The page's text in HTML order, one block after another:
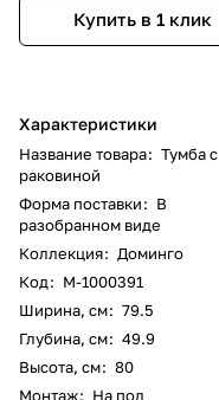
Купить в 1 клик
Характеристики
Название товара: Тумба с
раковиной
Форма поставки: В
разобранном виде
Коллекция: Доминго
Код: M-1000391
Ширина, см: 79.5
Глубина, см: 49.9
Высота, см: 80
Монтаж: На пол